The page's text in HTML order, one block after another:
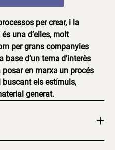
per crear, i la
una d’elles, molt
per grans companyies
base d’un tema d’interès
en marxa un procés
buscant els estímuls,
generat.
+